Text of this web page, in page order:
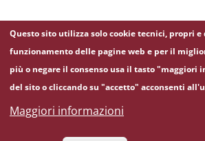
Questo sito utilizza solo cookie tecnici, propri
funzionamento delle pagine web e per il
più o negare il consenso usa il tasto "maggiori
del sito o cliccando su "accetto" acconsenti
Maggiori informazioni